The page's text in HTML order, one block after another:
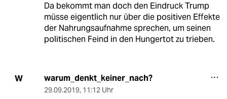
Da bekommt man doch den Eindruck Trump
müsse eigentlich nur über die positiven Effekte
der Nahrungsaufnahme sprechen, um seinen
politischen Feind in den Hungertot zu trieben.
W warum_denkt_keiner_nach?
29.09.2019, 11:12 Uhr